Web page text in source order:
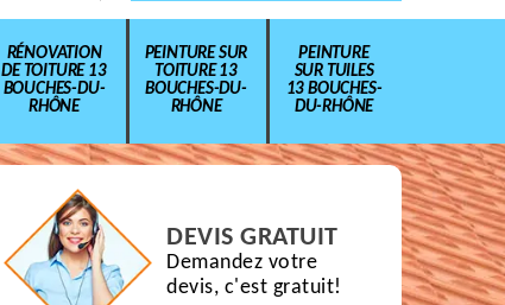
RÉNOVATION
DE TOITURE 13
BOUCHES-DU-
RHÔNE
PEINTURE SUR
TOITURE 13
BOUCHES-DU-
RHÔNE
PEINTURE
SUR TUILES
13 BOUCHES-
DU-RHÔNE
DEVIS GRATUIT
Demandez votre
devis, c'est gratuit!